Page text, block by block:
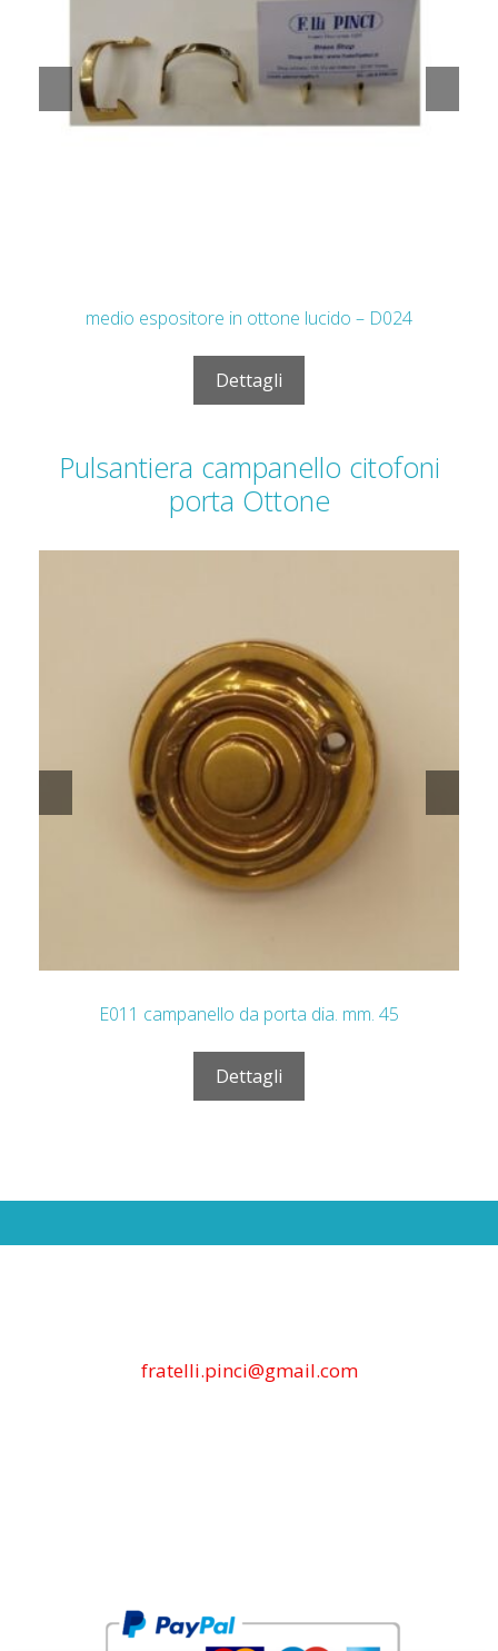
Pulsantiera campanello citofoni
porta Ottone
E019 campanello barocco da porta mm. 130 x 85
Dettagli
fratelli.pinci@gmail.com